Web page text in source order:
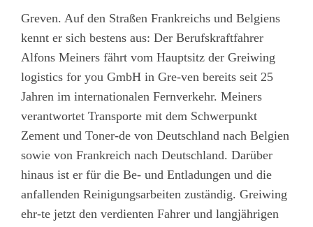
Greven. Auf den Straßen Frankreichs und Belgiens
kennt er sich bestens aus: Der Berufskraftfahrer
Alfons Meiners fährt vom Hauptsitz der Greiwing
logistics for you GmbH in Gre-ven bereits seit 25
Jahren im internationalen Fernverkehr. Meiners
verantwortet Transporte mit dem Schwerpunkt
Zement und Toner-de von Deutschland nach Belgien
sowie von Frankreich nach Deutschland. Darüber
hinaus ist er für die Be- und Entladungen und die
anfallenden Reinigungsarbeiten zuständig. Greiwing
ehr-te jetzt den verdienten Fahrer und langjährigen